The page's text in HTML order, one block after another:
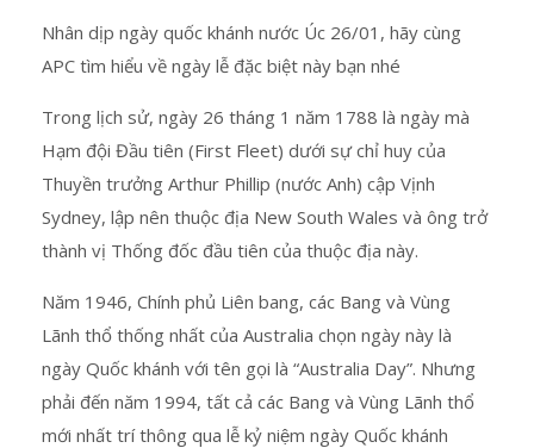
Nhân dịp ngày quốc khánh nước Úc 26/01, hãy cùng
APC tìm hiểu về ngày lễ đặc biệt này bạn nhé
Trong lịch sử, ngày 26 tháng 1 năm 1788 là ngày mà
Hạm đội Đầu tiên (First Fleet) dưới sự chỉ huy của
Thuyền trưởng Arthur Phillip (nước Anh) cập Vịnh
Sydney, lập nên thuộc địa New South Wales và ông trở
thành vị Thống đốc đầu tiên của thuộc địa này.
Năm 1946, Chính phủ Liên bang, các Bang và Vùng
Lãnh thổ thống nhất của Australia chọn ngày này là
ngày Quốc khánh với tên gọi là “Australia Day”. Nhưng
phải đến năm 1994, tất cả các Bang và Vùng Lãnh thổ
mới nhất trí thông qua lễ kỷ niệm ngày Quốc khánh